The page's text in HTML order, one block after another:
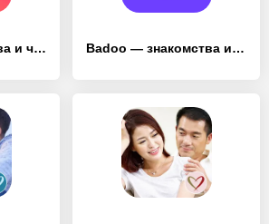
Tinder - знакомства и чат - [Полная версия] Badoo — знакомства и чат - [Разблокированная версия]